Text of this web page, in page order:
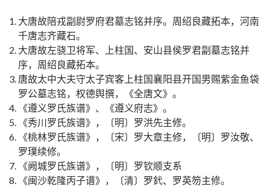
大唐故陪戎副尉罗府君墓志铭并序。周绍良藏拓本，河南
千唐志齐藏石。
大唐故左骁卫将军、上柱国、安山县侯罗君副墓志铭并
序，周绍良藏拓本。
唐故太中大夫守太子宾客上柱国襄阳县开国男赐紫金鱼袋
罗公墓志铭，权德舆撰，《全唐文》。
《遵义罗氏族谱》、《遵义府志》。
《秀川罗氏族谱》，〔明〕罗洪先主修。
《桃林罗氏族谱》，〔宋〕罗大章主修，〔明〕罗汝敬、
罗璞续修。
《阙城罗氏族谱》，〔明〕罗钦顺支系
《闽沙乾隆丙子谱》，〔清〕罗釴、罗英笏主修。